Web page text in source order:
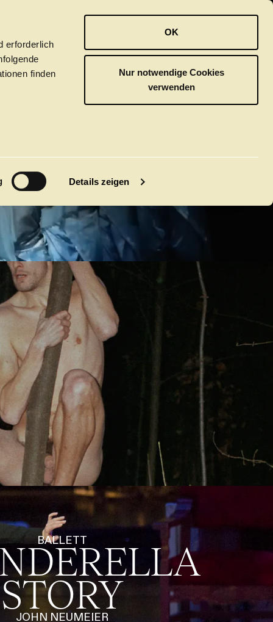
erforderlich
finden
Details zeigen
OK
Nur notwendige Cookies
verwenden
ORCHESTER
CLICK in
Kontakt
BALLETT
STORY
JOHN NEUMEIER